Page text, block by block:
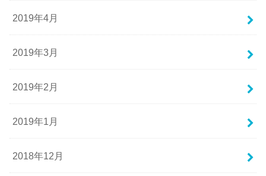
2019年4月
2019年3月
2019年2月
2019年1月
2018年12月